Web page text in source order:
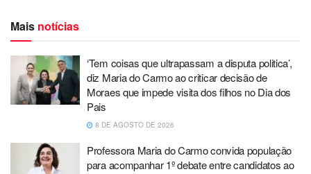
Mais notícias
‘Tem coisas que ultrapassam a disputa politica’,
diz Maria do Carmo ao criticar decisão de
Moraes que impede visita dos filhos no Dia dos
Pais
8 DE AGOSTO DE 2026
Professora Maria do Carmo convida população
para acompanhar 1º debate entre candidatos ao